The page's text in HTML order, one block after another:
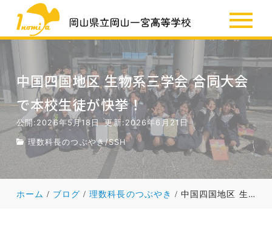
SSH
お知らせ
中国四国地区 生物系三学会 合同大会
で本校生徒が快挙！
公開:2026年5月18日 更新:2026年6月21日
理数科長のつぶやき/SSH
ホーム ブログ 理数科長のつぶやき 中国四国地区 生物系三学会 合同大会で本校生徒が快挙！